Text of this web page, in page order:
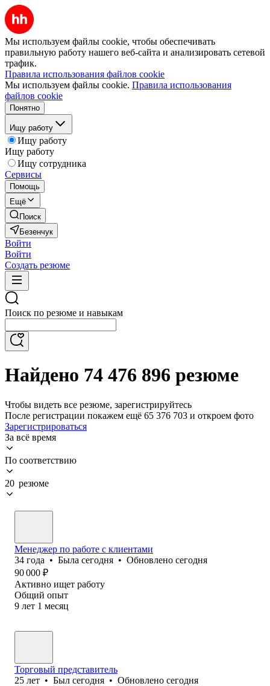
Мы используем файлы cookie, чтобы обеспечивать
правильную работу нашего веб-сайта и анализировать сетевой
трафик.
Правила использования файлов cookie
Мы используем файлы cookie. Правила использования
файлов cookie
Понятно
Ищу работу
Ищу работу
Ищу работу
Ищу сотрудника
Сервисы
Помощь
Ещё
Поиск
Безенчук
Войти
Войти
Создать резюме
Поиск по резюме и навыкам
Найдено 74 476 896 резюме
Чтобы видеть все резюме, зарегистрируйтесь
После регистрации покажем ещё 65 376 703 и откроем фото
Зарегистрироваться
За всё время
По соответствию
20 резюме
Менеджер по работе с клиентами
34 года • Была сегодня • Обновлено сегодня
90 000 ₽
Активно ищет работу
Общий опыт
9 лет 1 месяц
Торговый представитель
25 лет • Был сегодня • Обновлено сегодня